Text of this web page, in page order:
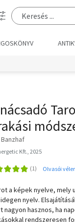
Kft., 2025
Olvasói
a képek nyelve, mely
nyelv.
nagyon hasznos, ha
rendszeresen